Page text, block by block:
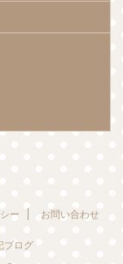
ー お問い合わせ
ブログ